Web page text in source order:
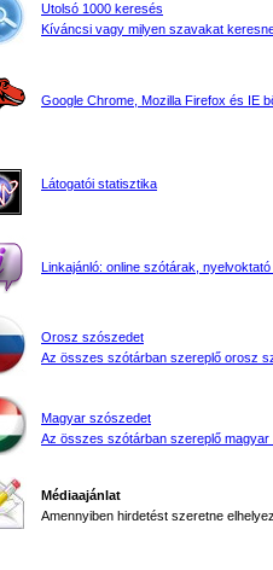
Utolsó 1000 keresés
Kíváncsi vagy milyen szavakat
Google Chrome, Mozilla Firefox és IE
Látogatói statisztika
Linkajánló: online szótárak, nyelvoktató
Orosz szószedet
Az összes szótárban szereplő orosz
Magyar szószedet
Az összes szótárban szereplő magyar
Médiaajánlat
Amennyiben hirdetést szeretne